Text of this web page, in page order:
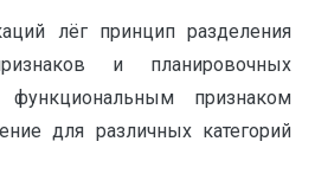
лёг принцип разделения
и планировочных
функциональным признаком
для различных категорий